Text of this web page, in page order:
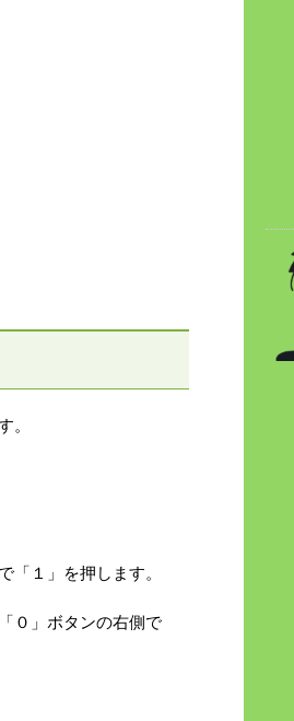
。
「１」を押します。
０」ボタンの右側で